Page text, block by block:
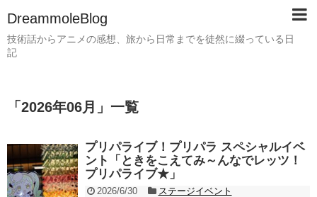
DreammoleBlog
技術話からアニメの感想、旅から日常までを徒然に綴っている日
記
「 2026年06月 」 一覧
プリパライブ！プリパラ スペシャルイベ
ント「ときをこえてみ～んなでレッツ！
プリパライブ★」
2026/6/30
ステージイベント